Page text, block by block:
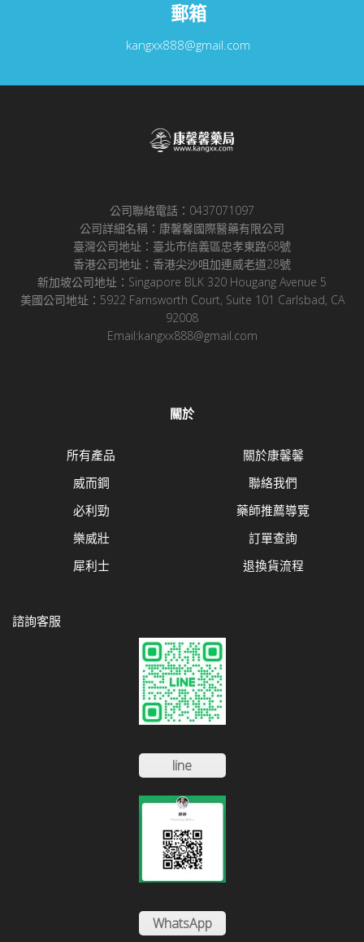
郵箱
kangxx888@gmail.com
公司聯絡電話：0437071097
公司詳細名稱：康馨馨國際醫藥有限公司
臺灣公司地址：臺北市信義區忠孝東路68號
香港公司地址：香港尖沙咀加連威老道28號
新加坡公司地址：Singapore BLK 320 Hougang Avenue 5
美國公司地址：5922 Farnsworth Court, Suite 101 Carlsbad, CA
92008
Email:kangxx888@gmail.com
關於
所有產品
威而鋼
必利勁
樂威壯
犀利士
關於康馨馨
聯絡我們
藥師推薦導覽
訂單查詢
退換貨流程
諮詢客服
line
WhatsApp